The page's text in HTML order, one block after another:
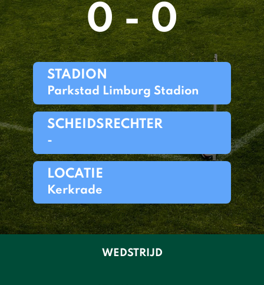
0 - 0
STADION
Parkstad Limburg Stadion
SCHEIDSRECHTER
-
LOCATIE
Kerkrade
WEDSTRIJD